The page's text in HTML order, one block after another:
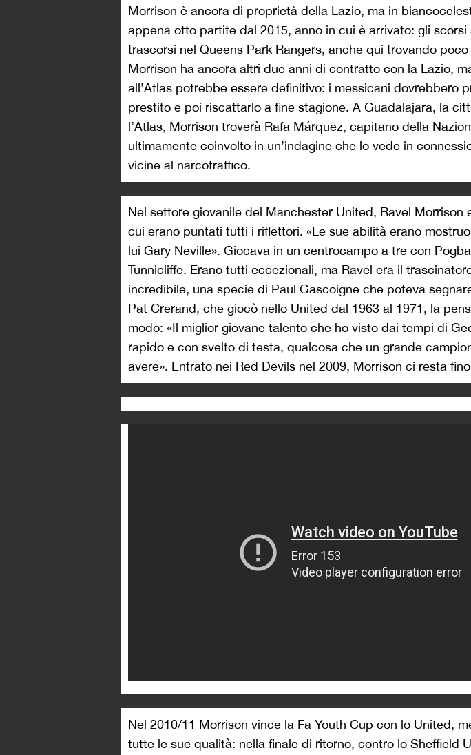
Morrison è ancora di proprietà della Lazio, ma in
appena otto partite dal 2015, anno in cui è arrivato: gli scorsi
trascorsi nel Queens Park Rangers, anche qui trovando poco
Morrison ha ancora altri due anni di contratto con la Lazio,
all’Atlas potrebbe essere definitivo: i messicani dovrebbero
prestito e poi riscattarlo a fine stagione. A Guadalajara, la
l’Atlas, Morrison troverà Rafa Márquez, capitano della
ultimamente coinvolto in un’indagine che lo vede in
vicine al narcotraffico.
Nel settore giovanile del Manchester United, Ravel Morrison
cui erano puntati tutti i riflettori. «Le sue abilità erano
lui Gary Neville». Giocava in un centrocampo a tre con
Tunnicliffe. Erano tutti eccezionali, ma Ravel era il
incredibile, una specie di Paul Gascoigne che poteva
Pat Crerand, che giocò nello United dal 1963 al 1971, la
modo: «Il miglior giovane talento che ho visto dai tempi di
rapido e con svelto di testa, qualcosa che un grande
avere». Entrato nei Red Devils nel 2009, Morrison ci resta
Nel 2010/11 Morrison vince la Fa Youth Cup con lo United,
tutte le sue qualità: nella finale di ritorno, contro lo Sheffield